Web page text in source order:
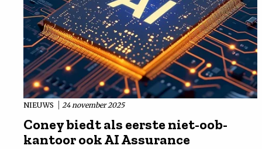
NIEUWS 24 november 2025
Coney biedt als eerste niet-oob-
kantoor ook AI Assurance